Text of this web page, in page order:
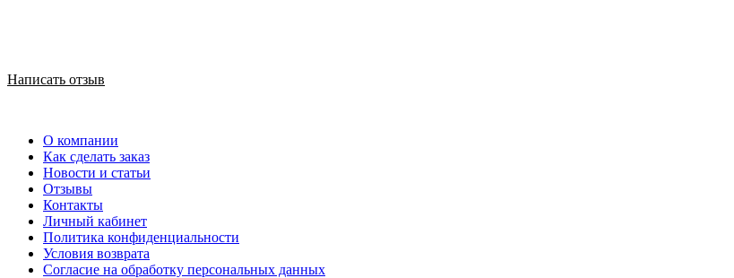
Написать отзыв
О компании
Как сделать заказ
Новости и статьи
Отзывы
Контакты
Личный кабинет
Политика конфиденциальности
Условия возврата
Согласие на обработку персональных данных